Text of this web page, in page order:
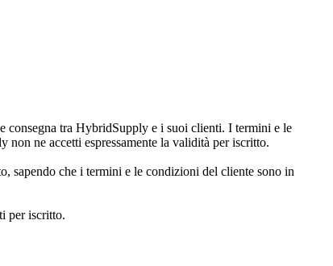
tra HybridSupply e i suoi clienti. I termini e le
ne accetti espressamente la validità per iscritto.
sapendo che i termini e le condizioni del cliente sono in
per iscritto.